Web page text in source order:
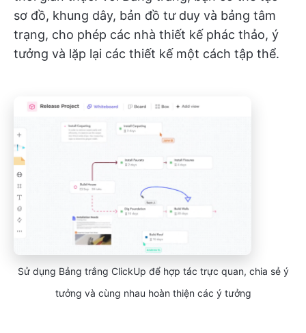
sơ đồ, khung dây, bản đồ tư duy và bảng tâm
trạng, cho phép các nhà thiết kế phác thảo, ý
tưởng và lặp lại các thiết kế một cách tập thể.
Sử dụng Bảng trắng ClickUp để hợp tác trực quan, chia sẻ ý
tưởng và cùng nhau hoàn thiện các ý tưởng